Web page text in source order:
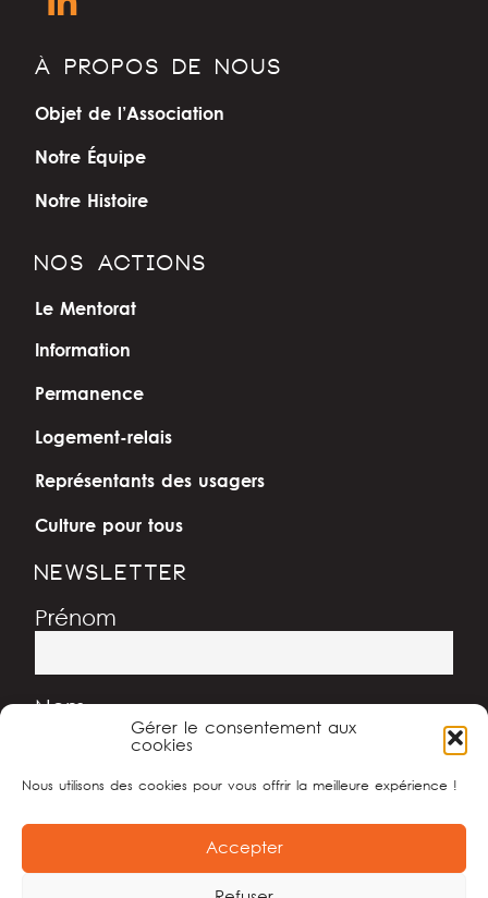
Gérer le consentement aux
cookies
Nous utilisons des cookies pour vous offrir la meilleure expérience !
Accepter
À PROPOS DE NOUS
Objet de l’Association
Notre Équipe
Notre Histoire
NOS ACTIONS
Le Mentorat
Information
Permanence
Logement-relais
Représentants des usagers
Culture pour tous
NEWSLETTER
Prénom
Nom
Adresse e-mail